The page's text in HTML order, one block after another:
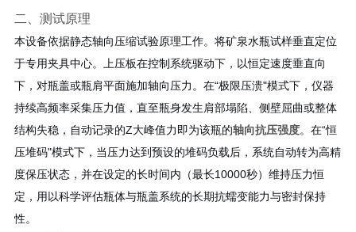
二、测试原理
本设备依据静态轴向压缩试验原理工作。将矿泉水瓶试样垂直定位
于专用夹具中心。上压板在控制系统驱动下，以恒定速度垂直向
下，对瓶盖或瓶肩平面施加轴向压力。在“极限压溃"模式下，仪器
持续高频率采集压力值，直至瓶身发生肩部塌陷、侧壁屈曲或整体
结构失稳，自动记录的Z大峰值力即为该瓶的轴向抗压强度。在“恒
压堆码"模式下，当压力达到预设的堆码负载后，系统自动转为高精
度保压状态，并在设定的长时间内（最长10000秒）维持压力恒
定，用以科学评估瓶体与瓶盖系统的长期抗蠕变能力与密封保持
性。